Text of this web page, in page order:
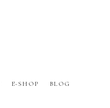
E-SHOP BLOG